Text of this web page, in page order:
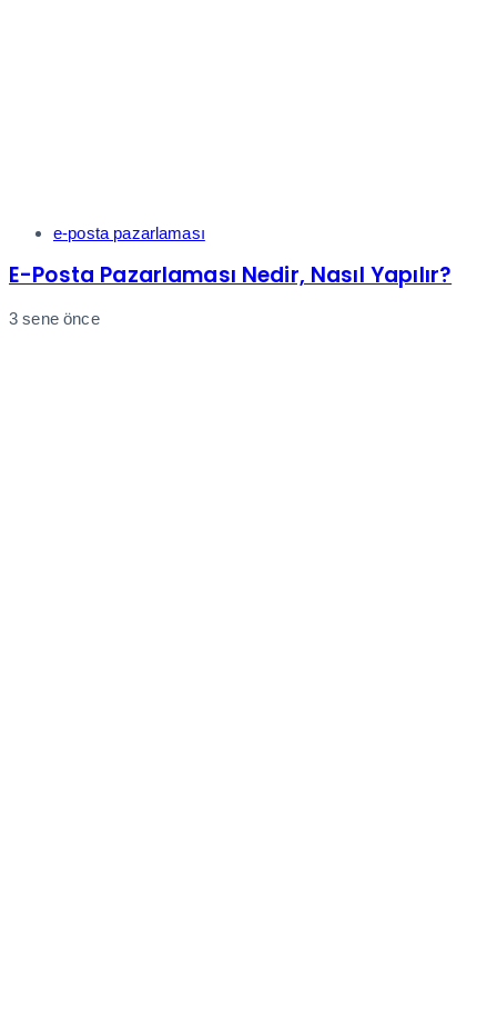
Tags e-posta pazarlaması
E-Posta Pazarlaması Nedir, Nasıl Yapılır?
3 sene önce